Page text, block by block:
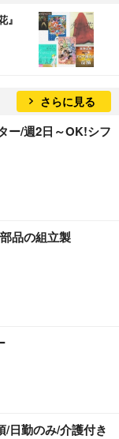
』
さらに見る
ー/週2日～OK!シフ
品の組立製
/日勤のみ/介護付き